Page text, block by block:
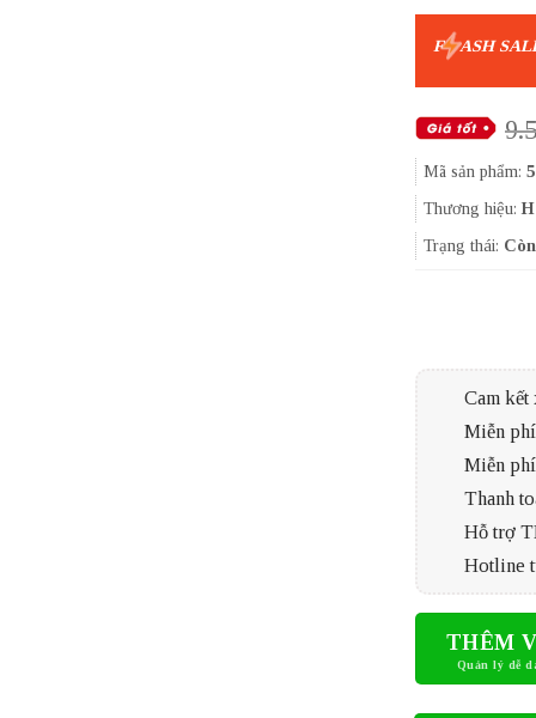
F ASH
Mã sản phẩm:
Thương hiệu:
Trạng thái:
Cam kết
Miễn
Miễn phí
Thanh
Hỗ trợ
Hotline
THÊM